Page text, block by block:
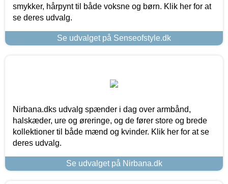
smykker, hårpynt til både voksne og børn. Klik her for at
se deres udvalg.
Se udvalget på Senseofstyle.dk
Nirbana.dks udvalg spænder i dag over armbånd,
halskæder, ure og øreringe, og de fører store og brede
kollektioner til både mænd og kvinder. Klik her for at se
deres udvalg.
Se udvalget på Nirbana.dk